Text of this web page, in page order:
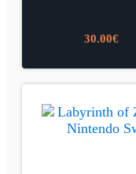
30.00€